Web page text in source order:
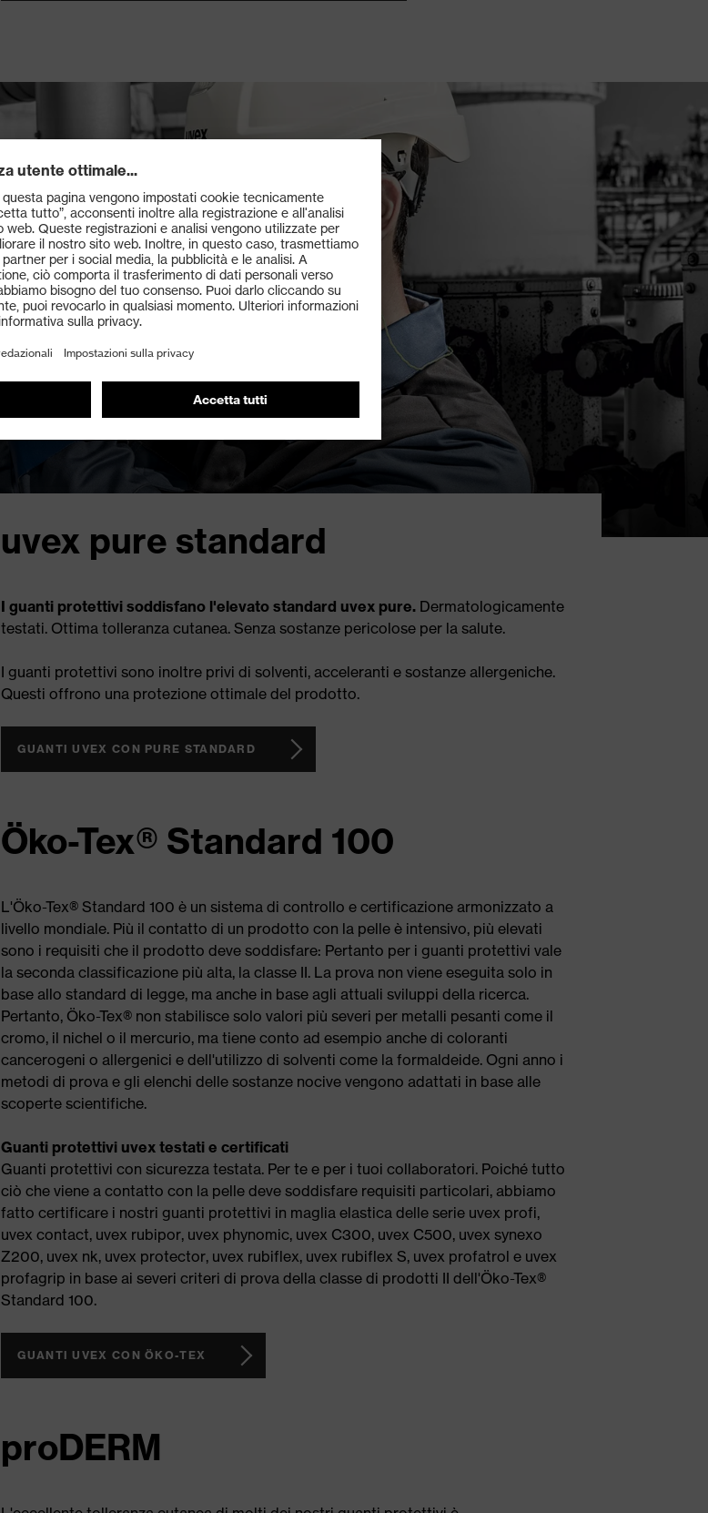
uvex pure standard
I guanti protettivi soddisfano l'elevato standard uvex pure. Dermatologicamente
testati. Ottima tolleranza cutanea. Senza sostanze pericolose per la salute.
I guanti protettivi sono inoltre privi di solventi, acceleranti e sostanze allergeniche.
Questi offrono una protezione ottimale del prodotto.
GUANTI UVEX CON PURE STANDARD
Öko-Tex® Standard 100
L'Öko-Tex® Standard 100 è un sistema di controllo e certificazione armonizzato a
livello mondiale. Più il contatto di un prodotto con la pelle è intensivo, più elevati
sono i requisiti che il prodotto deve soddisfare: Pertanto per i guanti protettivi vale
la seconda classificazione più alta, la classe II. La prova non viene eseguita solo in
base allo standard di legge, ma anche in base agli attuali sviluppi della ricerca.
Pertanto, Öko-Tex® non stabilisce solo valori più severi per metalli pesanti come il
cromo, il nichel o il mercurio, ma tiene conto ad esempio anche di coloranti
cancerogeni o allergenici e dell'utilizzo di solventi come la formaldeide. Ogni anno i
metodi di prova e gli elenchi delle sostanze nocive vengono adattati in base alle
scoperte scientifiche.
Guanti protettivi uvex testati e certificati
Guanti protettivi con sicurezza testata. Per te e per i tuoi collaboratori. Poiché tutto
ciò che viene a contatto con la pelle deve soddisfare requisiti particolari, abbiamo
fatto certificare i nostri guanti protettivi in maglia elastica delle serie uvex profi,
uvex contact, uvex rubipor, uvex phynomic, uvex C300, uvex C500, uvex synexo
Z200, uvex nk, uvex protector, uvex rubiflex, uvex rubiflex S, uvex profatrol e uvex
profagrip in base ai severi criteri di prova della classe di prodotti II dell'Öko-Tex®
Standard 100.
GUANTI UVEX CON ÖKO-TEX
proDERM